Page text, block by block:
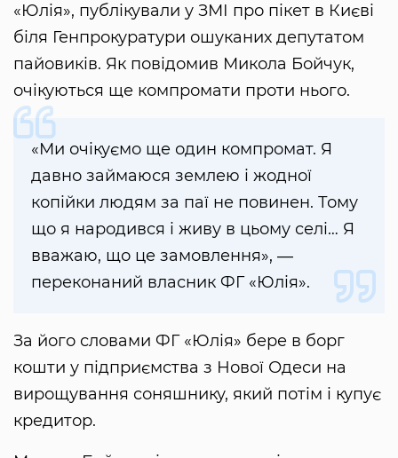
«Юлія», публікували у ЗМІ про пікет в Києві
біля Генпрокуратури ошуканих депутатом
пайовиків. Як повідомив Микола Бойчук,
очікуються ще компромати проти нього.
«Ми очікуємо ще один компромат. Я
давно займаюся землею і жодної
копійки людям за паї не повинен. Тому
що я народився і живу в цьому селі… Я
вважаю, що це замовлення», ―
переконаний власник ФГ «Юлія».
За його словами ФГ «Юлія» бере в борг
кошти у підприємства з Нової Одеси на
вирощування соняшнику, який потім і купує
кредитор.